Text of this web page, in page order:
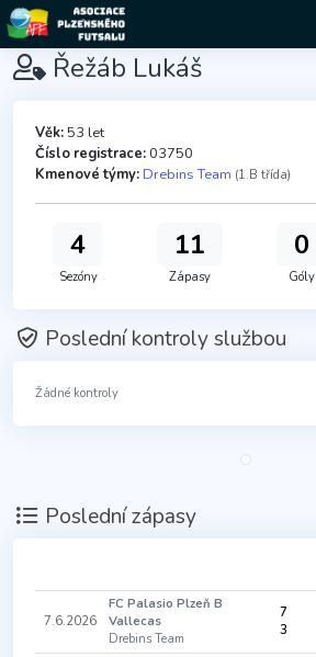
Řežáb Lukáš
Věk:53 let
Číslo registrace: 03750
Kmenové týmy: Drebins Team (1.B třída)
4
Sezóny
11
Zápasy
0
Góly
Poslední kontroly službou
Žádné kontroly
Poslední zápasy
7.6.2026
FC Palasio Plzeň B
Vallecas
Drebins Team
7
3